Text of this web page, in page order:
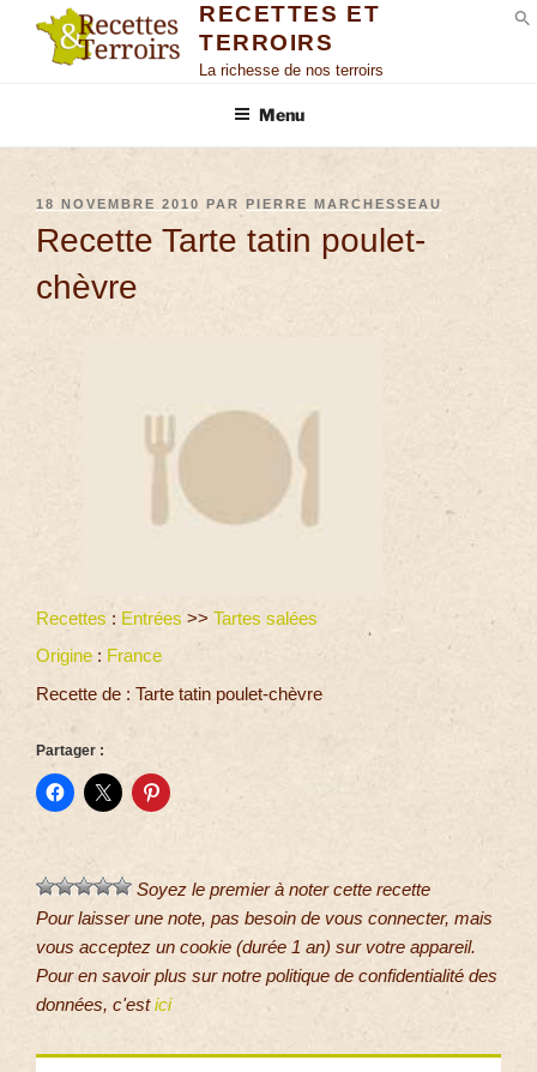
RECETTES ET
TERROIRS
La richesse de nos terroirs
Menu
18 NOVEMBRE 2010 PAR PIERRE MARCHESSEAU
Recette Tarte tatin poulet-
chèvre
Recettes : Entrées >> Tartes salées
Origine : France
Recette de : Tarte tatin poulet-chèvre
Partager :
Soyez le premier à noter cette recette
Pour laisser une note, pas besoin de vous connecter, mais
vous acceptez un cookie (durée 1 an) sur votre appareil.
Pour en savoir plus sur notre politique de confidentialité des
données, c'estici